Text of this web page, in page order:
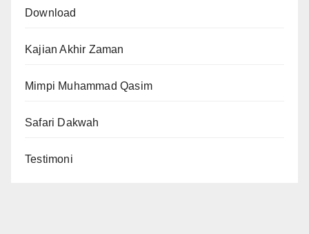
Download
Kajian Akhir Zaman
Mimpi Muhammad Qasim
Safari Dakwah
Testimoni